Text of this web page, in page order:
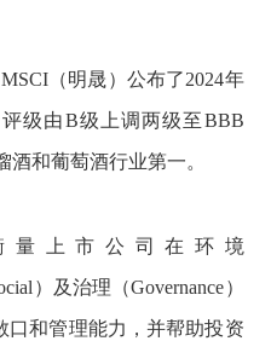
（明晟）公布了2024年
级由B级上调两级至BBB
酒和葡萄酒行业第一。
量上市公司在环境
）及治理（Governance）
口和管理能力，并帮助投资